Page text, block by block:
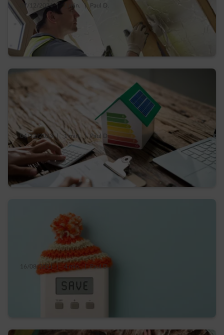
07/12/2024 | 1 min. | Paul D.
Isoler votre maison, pourquoi ça coince ?
Les freins et les solutions !
04/12/2023 | 1 min. | Paul D.
Découvrez les secrets du PEB et des
conseils pour améliorer votre score
16/08/2021 4 min. Paul D.
5 travaux d’isolation faciles à réaliser avant